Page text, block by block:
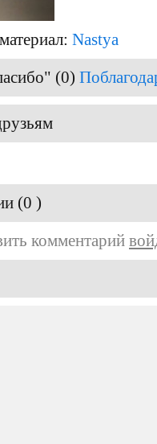
Nastya
(0)
(0 )
комментарий